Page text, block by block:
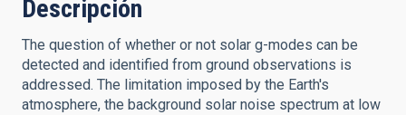
Descripción
The question of whether or not solar g-modes can be
detected and identified from ground observations is
addressed. The limitation imposed by the Earth's
atmosphere, the background solar noise spectrum at low